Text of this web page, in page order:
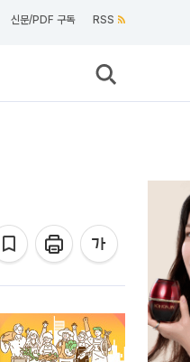
신문/PDF 구독 RSS